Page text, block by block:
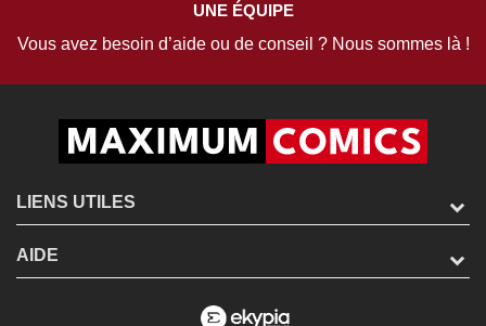
UNE ÉQUIPE
Vous avez besoin d’aide ou de conseil ? Nous sommes là !
LIENS UTILES
AIDE